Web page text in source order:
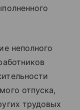
неполного
отпуска,
трудовых